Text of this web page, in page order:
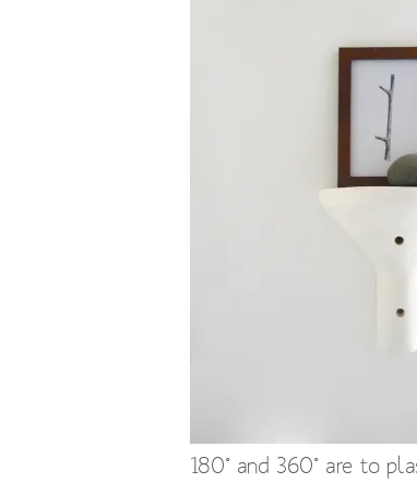
180° and 360° are to